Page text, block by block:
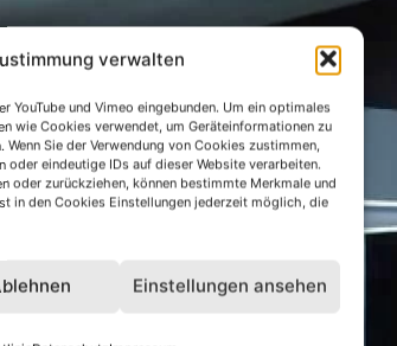
verwalten
YouTube und Vimeo eingebunden. Um ein optimales
wie Cookies verwendet, um Geräteinformationen zu
Sie der Verwendung von Cookies zustimmen,
oder eindeutige IDs auf dieser Website verarbeiten.
oder zurückziehen, können bestimmte Merkmale und
in den Cookies Einstellungen jederzeit möglich, die
Einstellungen ansehen